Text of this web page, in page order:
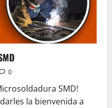
0
SMD!
la bienvenida a